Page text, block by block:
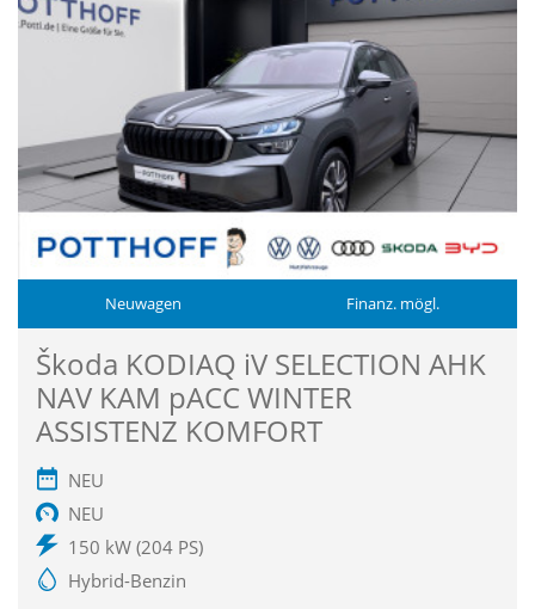
Neuwagen Finanz. mögl.
Škoda KODIAQ iV SELECTION AHK
NAV KAM pACC WINTER
ASSISTENZ KOMFORT
NEU
NEU
150 kW (204 PS)
Hybrid-Benzin